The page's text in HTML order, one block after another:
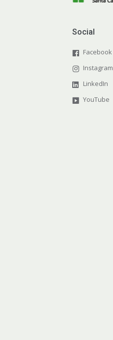
Social
Facebook
Instagram
LinkedIn
YouTube